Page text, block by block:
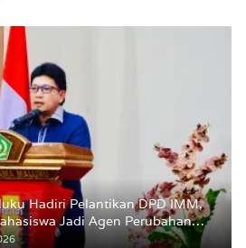
Hadiri Pelantikan DPD IMM,
Jadi Agen Perubahan
Pemerintah